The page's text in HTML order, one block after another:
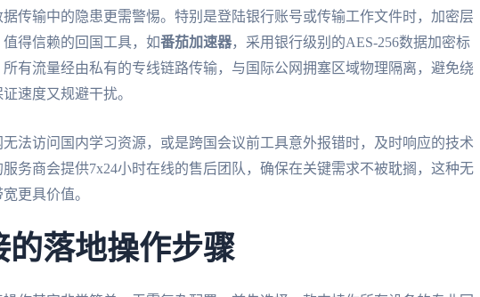
传输中的隐患更需警惕。特别是登陆银行账号或传输工作文件时，加密层
得信赖的回国工具，如番茄加速器，采用银行级别的AES-256数据加密标
有流量经由私有的专线链路传输，与国际公网拥塞区域物理隔离，避免绕
速度又规避干扰。
法访问国内学习资源，或是跨国会议前工具意外报错时，及时响应的技术
务商会提供7x24小时在线的售后团队，确保在关键需求不被耽搁，这种无
更具价值。
的落地操作步骤